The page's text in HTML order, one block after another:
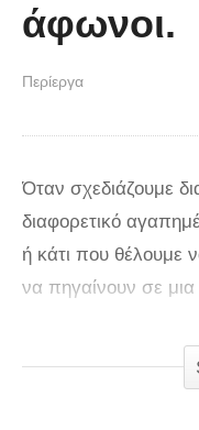
άφωνοι.
Περίεργα
Όταν σχεδιάζουμε
διαφορετικό
ή κάτι που θέλουμε
να πηγαίνουν σε
πεζοπορία σε
χαλαρά, ενώ άλλοι –